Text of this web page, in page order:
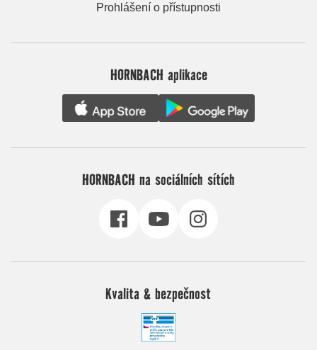
Prohlášení o přístupnosti
HORNBACH aplikace
HORNBACH na sociálních sítích
Kvalita & bezpečnost